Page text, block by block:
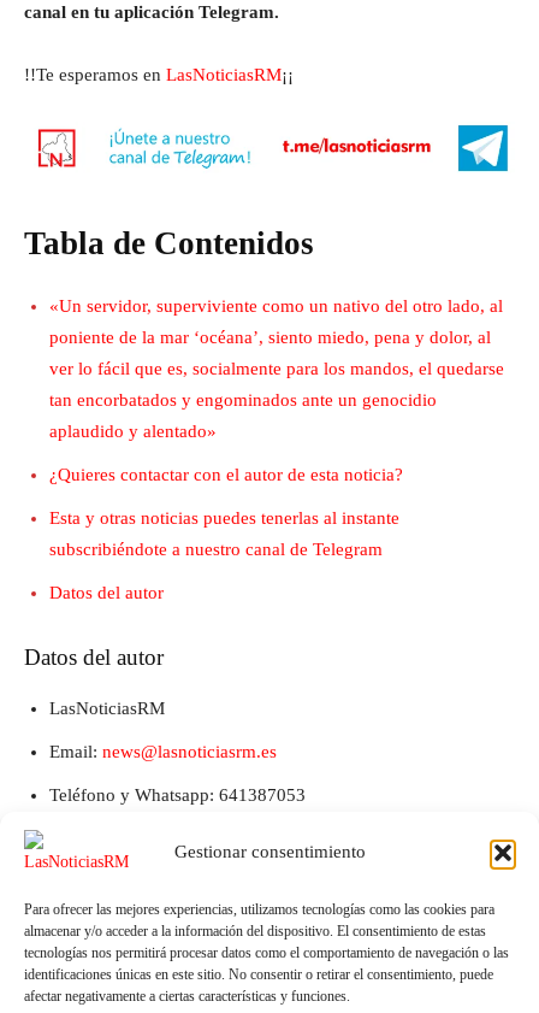
Gestionar consentimiento
Para ofrecer las mejores experiencias, utilizamos tecnologías como las cookies para
almacenar y/o acceder a la información del dispositivo. El consentimiento de estas
tecnologías nos permitirá procesar datos como el comportamiento de navegación o las
identificaciones únicas en este sitio. No consentir o retirar el consentimiento, puede
afectar negativamente a ciertas características y funciones.
canal en tu aplicación Telegram.
!!Te esperamos en LasNoticiasRM¡¡
Tabla de Contenidos
«Un servidor, superviviente como un nativo del otro lado, al
poniente de la mar ‘océana’, siento miedo, pena y dolor, al
ver lo fácil que es, socialmente para los mandos, el quedarse
tan encorbatados y engominados ante un genocidio
aplaudido y alentado»
¿Quieres contactar con el autor de esta noticia?
Esta y otras noticias puedes tenerlas al instante
subscribiéndote a nuestro canal de Telegram
Datos del autor
Datos del autor
LasNoticiasRM
Email: news@lasnoticiasrm.es
Teléfono y Whatsapp: 641387053